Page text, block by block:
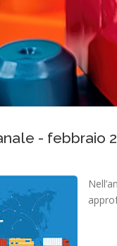
- febbraio